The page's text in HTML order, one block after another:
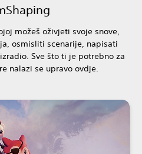
možeš oživjeti svoje snove,
osmisliti scenarije, napisati
Sve što ti je potrebno za
nalazi se upravo ovdje.